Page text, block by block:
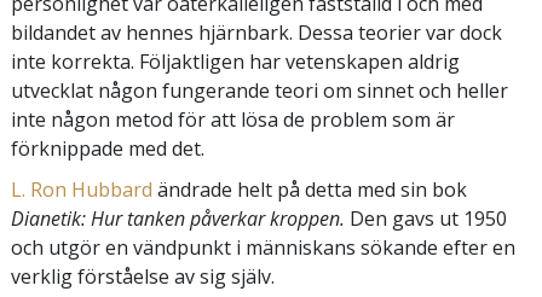
bildandet av hennes hjärnbark. Dessa teorier var dock
inte korrekta. Följaktligen har vetenskapen aldrig
utvecklat någon fungerande teori om sinnet och heller
inte någon metod för att lösa de problem som är
förknippade med det.
L. Ron Hubbard ändrade helt på detta med sin bok
Dianetik: Hur tanken påverkar kroppen. Den gavs ut 1950
och utgör en vändpunkt i människans sökande efter en
verklig förståelse av sig själv.